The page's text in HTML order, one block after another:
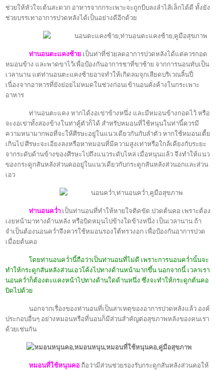
ช่วยให้หัวใจเต้นสะดวก อาหารจากกระเพาะจะถูกบีบลงลำไส้เล็กได้ดี ทั้งยัง
ช่วยบรรเทาอาการปวดหลังได้เป็นอย่างดีอีกด้วย
ท่านอนตะแคงซ้าย เป็นท่าที่ช่วยลดอาการปวดหลังได้แต่ควรกอด
หมอนข้าง และพาดขาไว้เพื่อป้องกันอาการชาที่ขาซ้าย จากการนอนทับเป็น
เวลานาน แต่ท่านอนตะแคงซ้ายอาจทำให้เกิดลมจุกเสียดบริเวณลิ้นปี่
เนื่องจากอาหารที่ยังย่อยไม่หมดในช่วงก่อนเข้านอนคั่งค้างในกระเพาะ
อาหาร
ท่านอนตะแคง หากได้งอเข่าข้างหนึ่ง และมีหมอนข้างกอดไว้ หรือ
จะงอเข่าทั้งสองข้างในท่าคู้ตัวก็ได้ สำหรับหมอนที่ใช้หนุนในท่านี้ควรมี
ความหนามากพอที่จะให้ศีรษะอยู่ในแนวเดียวกันกับลำตัว หากใช้หมอนเตี้ย
เกินไป ศีรษะจะเอียงลงหรือหาหมอนที่มีความสูงเท่าหรือใกล้เคียงกับระยะ
จากระดับด้านข้างของศีรษะไปถึงแนวระดับไหล่ เมื่อหนุนแล้ว จึงทำให้แนว
ของกระดูกสันหลังส่วนคออยู่ในแนวเดียวกับกระดูกสันหลังส่วนอกและส่วน
เอว
ท่านอนคว่ำ เป็นท่านอนที่ทำให้หายใจติดขัด ปวดต้นคอ เพราะต้อง
เงยหน้ามาทางด้านหลัง หรือบิดหมุนไปข้างใดข้างหนึ่ง เป็นเวลานาน ถ้า
จำเป็นต้องนอนคว่ำจึงควรใช้หมอนรองใต้ทรวงอก เพื่อป้องกันอาการปวด
เมื่อยต้นคอ
โดยท่านอนคว่ำนี้ถือว่าเป็นท่านอนที่ไม่ดี เพราะการนอนคว่ำนั้นจะ
ทำให้กระดูกสันหลังส่วนเอวโค้งไปทางด้านหน้ามากขึ้น นอกจากนี้ เวลาเรา
นอนคว่ำก็ต้องตะแคงหน้าไปทางด้านใดด้านหนึ่ง ซึ่งจะทำให้กระดูกต้นคอ
บิดไปด้วย
นอกจากเรื่องของท่านอนที่เป็นสาเหตุของอาการปวดหลังแล้ว องค์
ประกอบอื่นๆ อย่างหมอนหรือที่นอนก็มีส่วนสำคัญต่อสุขภาพหลังของคนเรา
ด้วยเช่นกัน
หมอนที่ใช้หนุนคอ ถือว่ามีส่วนช่วยรองรับกระดูกสันหลังส่วนคอให้